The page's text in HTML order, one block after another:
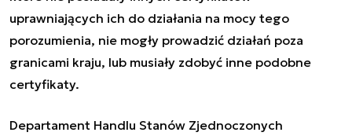
uprawniających ich do działania na mocy tego
porozumienia, nie mogły prowadzić działań poza
granicami kraju, lub musiały zdobyć inne podobne
certyfikaty.
Departament Handlu Stanów Zjednoczonych